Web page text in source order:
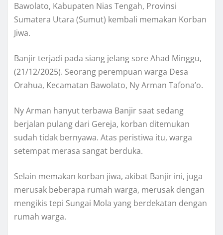
Bawolato, Kabupaten Nias Tengah, Provinsi
Sumatera Utara (Sumut) kembali memakan Korban
Jiwa.
Banjir terjadi pada siang jelang sore Ahad Minggu,
(21/12/2025). Seorang perempuan warga Desa
Orahua, Kecamatan Bawolato, Ny Arman Tafona’o.
Ny Arman hanyut terbawa Banjir saat sedang
berjalan pulang dari Gereja, korban ditemukan
sudah tidak bernyawa. Atas peristiwa itu, warga
setempat merasa sangat berduka.
Selain memakan korban jiwa, akibat Banjir ini, juga
merusak beberapa rumah warga, merusak dengan
mengikis tepi Sungai Mola yang berdekatan dengan
rumah warga.